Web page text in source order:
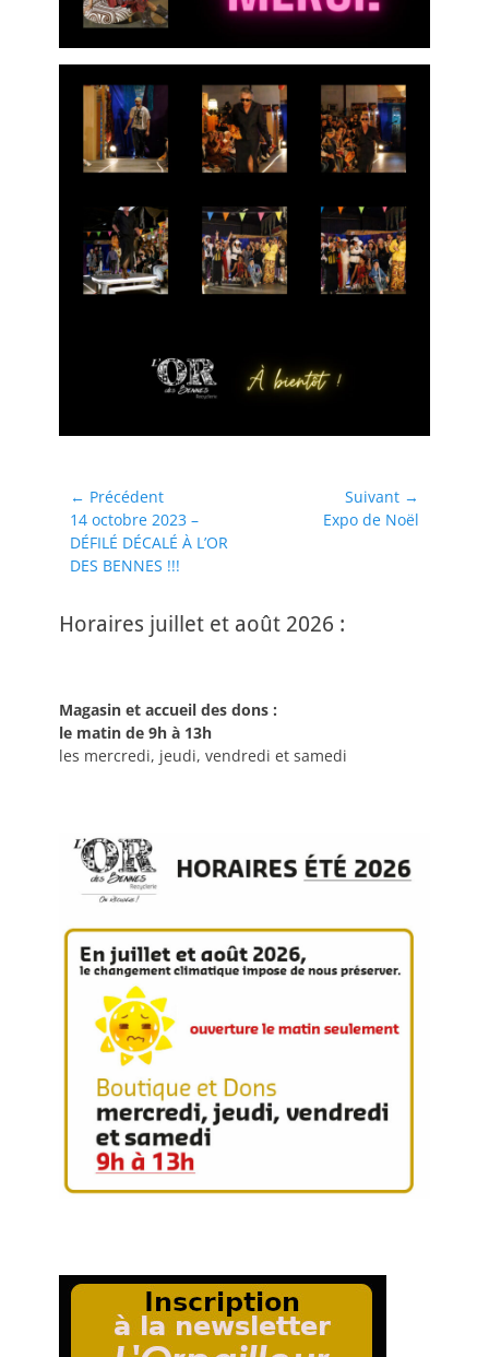
Navigation
de
l’article
← Précédent
Article
précédent :
14 octobre 2023 –
DÉFILÉ DÉCALÉ À L’OR
DES BENNES !!!
Suivant →
Expo de Noël
Horaires juillet et août 2026 :
Magasin et accueil des dons :
le matin de 9h à 13h
les mercredi, jeudi, vendredi et samedi